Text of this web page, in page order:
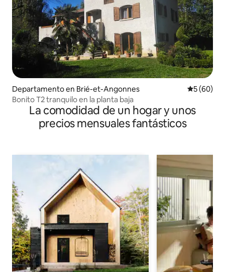
Departamento en Brié-et-Angonnes
5 (60)
Bonito T2 tranquilo en la planta baja
La comodidad de un hogar y unos
precios mensuales fantásticos